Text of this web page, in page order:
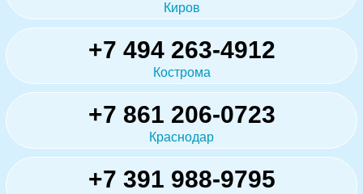
Киров
+7 494 263-4912
Кострома
+7 861 206-0723
Краснодар
+7 391 988-9795